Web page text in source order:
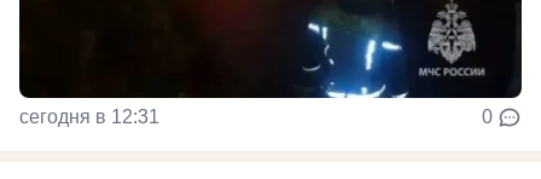
сегодня в 12:31 0